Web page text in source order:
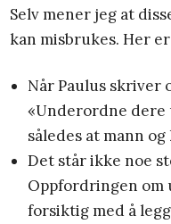
Selv mener jeg at
kan misbrukes. Her
Når Paulus skriver
«Underordne dere
således at mann
Det står ikke noe
Oppfordringen om
forsiktig med å